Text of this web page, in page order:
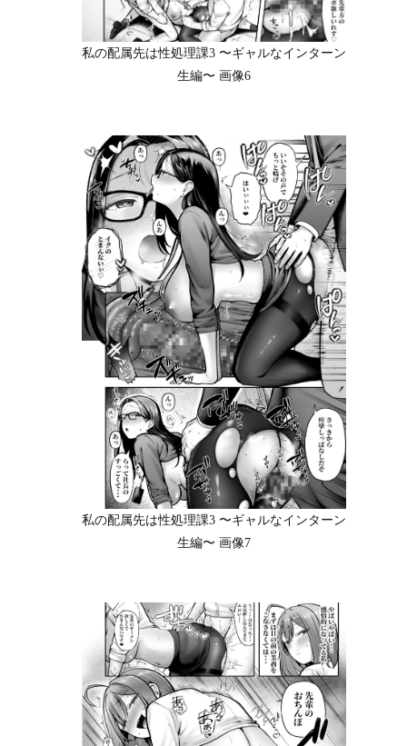
私の配属先は性処理課3 〜ギャルなインターン
生編〜 画像6
私の配属先は性処理課3 〜ギャルなインターン
生編〜 画像7